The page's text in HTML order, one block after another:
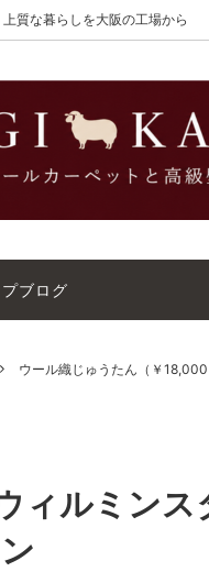
質な暮らしを大阪の工場から
The Wilton
カーペットクリーナ
ウールラグ
カーペットガイド
ブログ
ウール織じゅうたん（￥18,000
ィルミン